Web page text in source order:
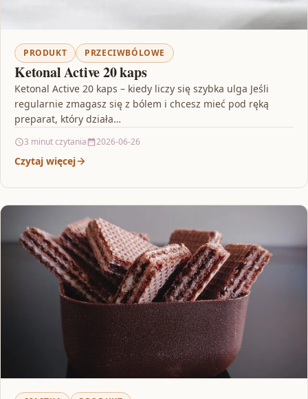
PRODUKT PRZECIWBÓLOWE
Ketonal Active 20 kaps
Ketonal Active 20 kaps – kiedy liczy się szybka ulga Jeśli
regularnie zmagasz się z bólem i chcesz mieć pod ręką
preparat, który działa…
3 minut czytania 2026-06-26
Czytaj więcej